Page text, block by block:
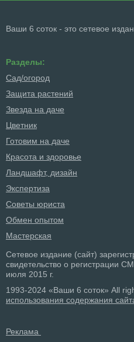
Ваши 6 соток - это сетевое
Разделы:
Сад/огород
Защита растений
Звезда на даче
Цветник
Готовим на даче
Красота и здоровье
Ландшафт, дизайн
Экспертиза
Советы юриста
Обмен опытом
Мастерская
Сетевое издание (сайт)
свидетельство о регистрации
июля 2015 г.
1993-2024 «Ваши 6 соток» All
использования содержания
Реклама